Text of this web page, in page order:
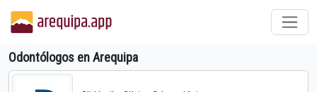
Odontólogos en Arequipa